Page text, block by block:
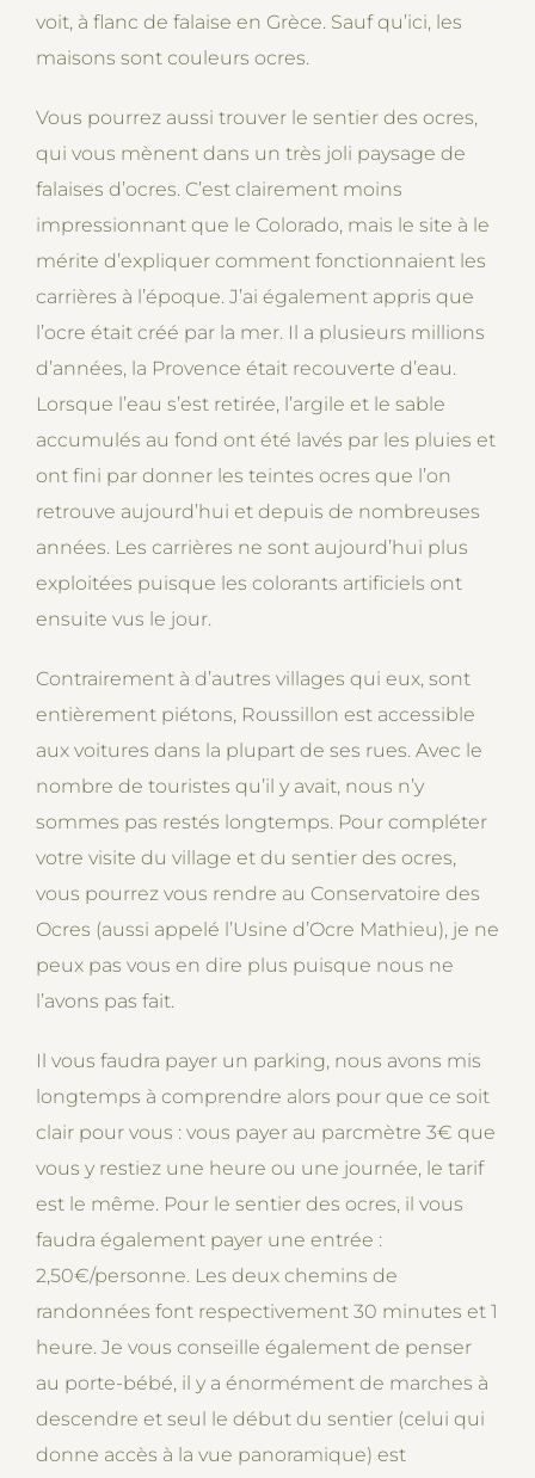
voit, à flanc de falaise en Grèce. Sauf qu’ici, les
maisons sont couleurs ocres.
Vous pourrez aussi trouver le sentier des ocres,
qui vous mènent dans un très joli paysage de
falaises d’ocres. C’est clairement moins
impressionnant que le Colorado, mais le site à le
mérite d’expliquer comment fonctionnaient les
carrières à l’époque. J’ai également appris que
l’ocre était créé par la mer. Il a plusieurs millions
d’années, la Provence était recouverte d’eau.
Lorsque l’eau s’est retirée, l’argile et le sable
accumulés au fond ont été lavés par les pluies et
ont fini par donner les teintes ocres que l’on
retrouve aujourd’hui et depuis de nombreuses
années. Les carrières ne sont aujourd’hui plus
exploitées puisque les colorants artificiels ont
ensuite vus le jour.
Contrairement à d’autres villages qui eux, sont
entièrement piétons, Roussillon est accessible
aux voitures dans la plupart de ses rues. Avec le
nombre de touristes qu’il y avait, nous n’y
sommes pas restés longtemps. Pour compléter
votre visite du village et du sentier des ocres,
vous pourrez vous rendre au Conservatoire des
Ocres (aussi appelé l’Usine d’Ocre Mathieu), je ne
peux pas vous en dire plus puisque nous ne
l’avons pas fait.
Il vous faudra payer un parking, nous avons mis
longtemps à comprendre alors pour que ce soit
clair pour vous : vous payer au parcmètre 3€ que
vous y restiez une heure ou une journée, le tarif
est le même. Pour le sentier des ocres, il vous
faudra également payer une entrée :
2,50€/personne. Les deux chemins de
randonnées font respectivement 30 minutes et 1
heure. Je vous conseille également de penser
au porte-bébé, il y a énormément de marches à
descendre et seul le début du sentier (celui qui
donne accès à la vue panoramique) est